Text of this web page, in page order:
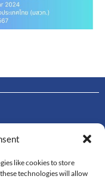
like cookies to store
technologies will allow